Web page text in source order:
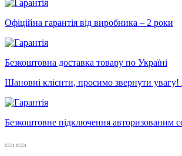
Офіційна гарантія від виробника – 2 роки
Безкоштовна доставка товару по Україні
Шановні клієнти, просимо звернути
Безкоштовне підключення авторизованим